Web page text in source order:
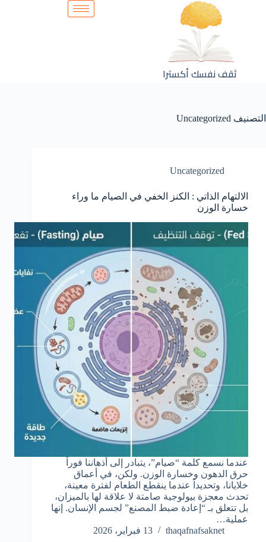
ثقف نفسك أكسترا
التصنيف
Uncategorized
الالتهام الذاتي : الكنز الخفي في الصيام ما وراء
خسارة الوزن
عندما نسمع كلمة “صيام”، يتبادر إلى أذهاننا فوراً
حرق الدهون وخسارة الوزن. ولكن، في أعماق
خلايانا، وتحديداً عندما ينقطع الطعام لفترة معينة،
تحدث معجزة بيولوجية صامتة لا علاقة لها بالميزان،
بل تتعلق بـ “إعادة ضبط المصنع” لجسم الإنسان. إنها
عملية…
thaqafnafsaknet
13 فبراير، 2026